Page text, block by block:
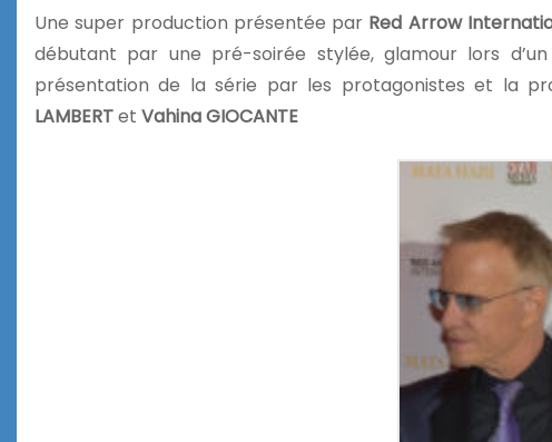
Une super production présentée par Red Arrow
débutant par une pré-soirée stylée, glamour lors
présentation de la série par les protagonistes et la
LAMBERTet Vahina GIOCANTE